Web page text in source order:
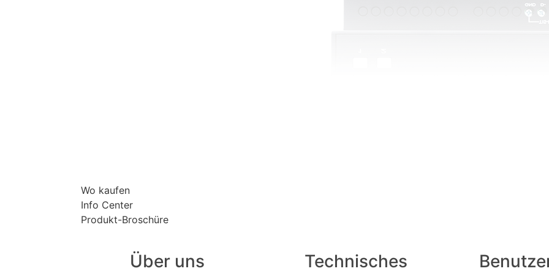
Wo kaufen
Info Center
Produkt-Broschüre
Über uns Technisches